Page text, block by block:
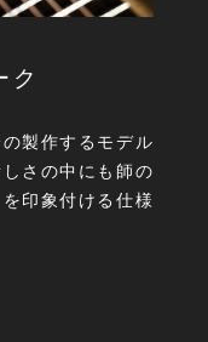
ク
製作するモデル
さの中にも師の
印象付ける仕様